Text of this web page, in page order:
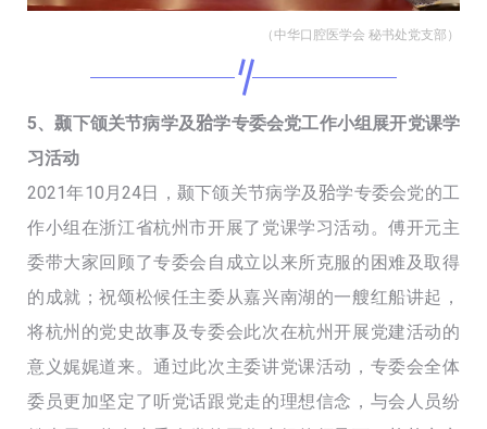
（中华口腔医学会 秘书处党支部）
5、颞下颌关节病学及𬌗学专委会党工作小组展开党课学
习活动
2021年10月24日，颞下颌关节病学及𬌗学专委会党的工
作小组在浙江省杭州市开展了党课学习活动。傅开元主
委带大家回顾了专委会自成立以来所克服的困难及取得
的成就；祝颂松候任主委从嘉兴南湖的一艘红船讲起，
将杭州的党史故事及专委会此次在杭州开展党建活动的
意义娓娓道来。通过此次主委讲党课活动，专委会全体
委员更加坚定了听党话跟党走的理想信念，与会人员纷